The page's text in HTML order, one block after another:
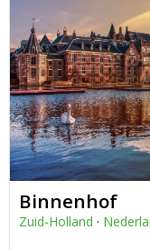
Binnenhof
Zuid-Holland ·